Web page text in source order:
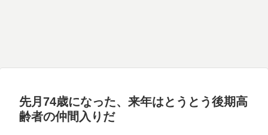
先月74歳になった、来年はとうとう後期高
齢者の仲間入りだ